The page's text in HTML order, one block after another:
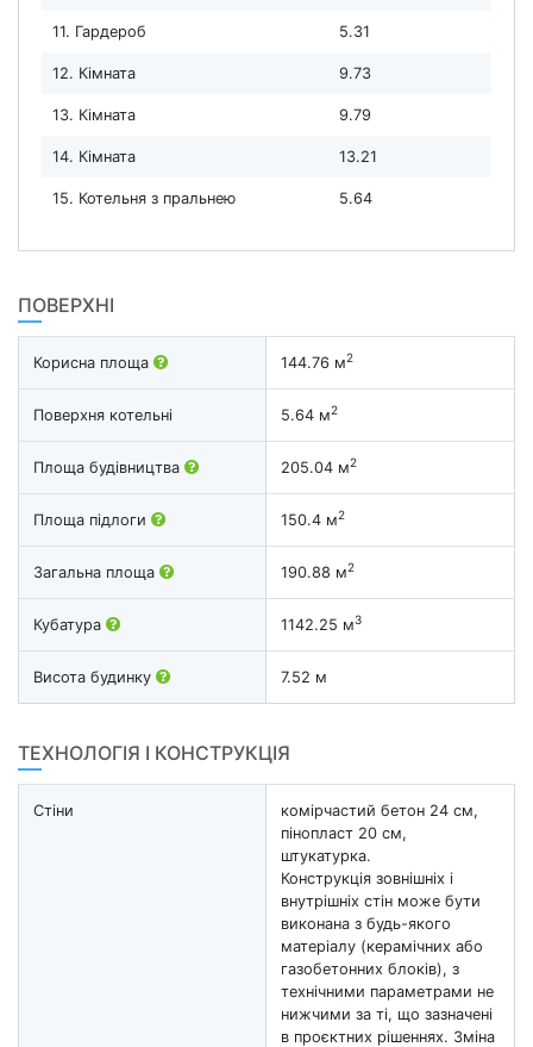
11. Гардероб 5.31
12. Кімната 9.73
13. Кімната 9.79
14. Кімната 13.21
15. Котельня з пральнею 5.64
ПОВЕРХНІ
Корисна площа 144.76 м2
Поверхня котельні 5.64 м2
Площа будівництва 205.04 м2
Площа підлоги 150.4 м2
Загальна площа 190.88 м2
Кубатура 1142.25 м3
Висота будинку 7.52 м
ТЕХНОЛОГІЯ І КОНСТРУКЦІЯ
Стіни
комірчастий бетон 24 см,
пінопласт 20 см,
штукатурка.
Конструкція зовнішніх і
внутрішніх стін може бути
виконана з будь-якого
матеріалу (керамічних або
газобетонних блоків), з
технічними параметрами не
нижчими за ті, що зазначені
в проєктних рішеннях. Зміна